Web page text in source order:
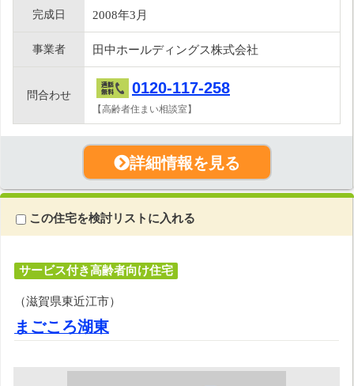
完成日 2008年3月
事業者 田中ホールディングス株式会社
問合わせ 0120-117-258
【高齢者住まい相談室】
詳細情報を見る
この住宅を検討リストに入れる
サービス付き高齢者向け住宅
（滋賀県東近江市）
まごころ湖東